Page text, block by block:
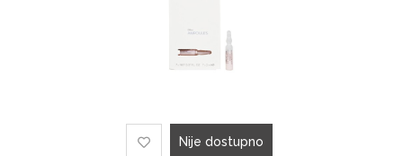
Nije dostupno